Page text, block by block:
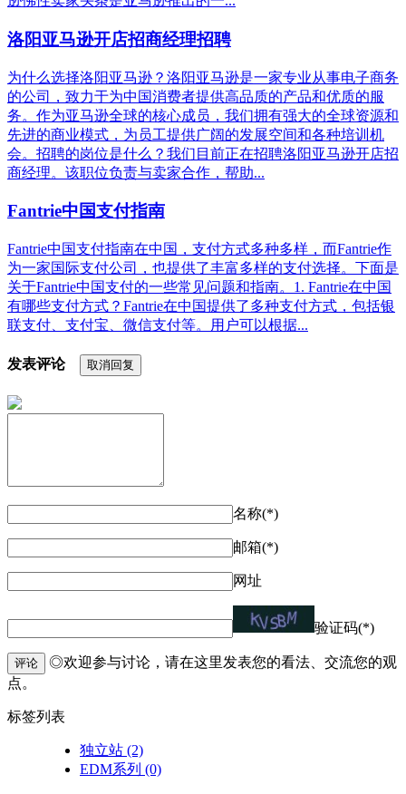
洛阳亚马逊开店招商经理招聘
为什么选择洛阳亚马逊？洛阳亚马逊是一家专业从事电子商务
的公司，致力于为中国消费者提供高品质的产品和优质的服
务。作为亚马逊全球的核心成员，我们拥有强大的全球资源和
先进的商业模式，为员工提供广阔的发展空间和各种培训机
会。招聘的岗位是什么？我们目前正在招聘洛阳亚马逊开店招
商经理。该职位负责与卖家合作，帮助...
Fantrie中国支付指南
Fantrie中国支付指南在中国，支付方式多种多样，而Fantrie作
为一家国际支付公司，也提供了丰富多样的支付选择。下面是
关于Fantrie中国支付的一些常见问题和指南。1. Fantrie在中国
有哪些支付方式？Fantrie在中国提供了多种支付方式，包括银
联支付、支付宝、微信支付等。用户可以根据...
发表评论 取消回复
名称(*)
邮箱(*)
网址
验证码(*)
评论
◎欢迎参与讨论，请在这里发表您的看法、交流您的观
点。
标签列表
独立站 (2)
EDM系列 (0)